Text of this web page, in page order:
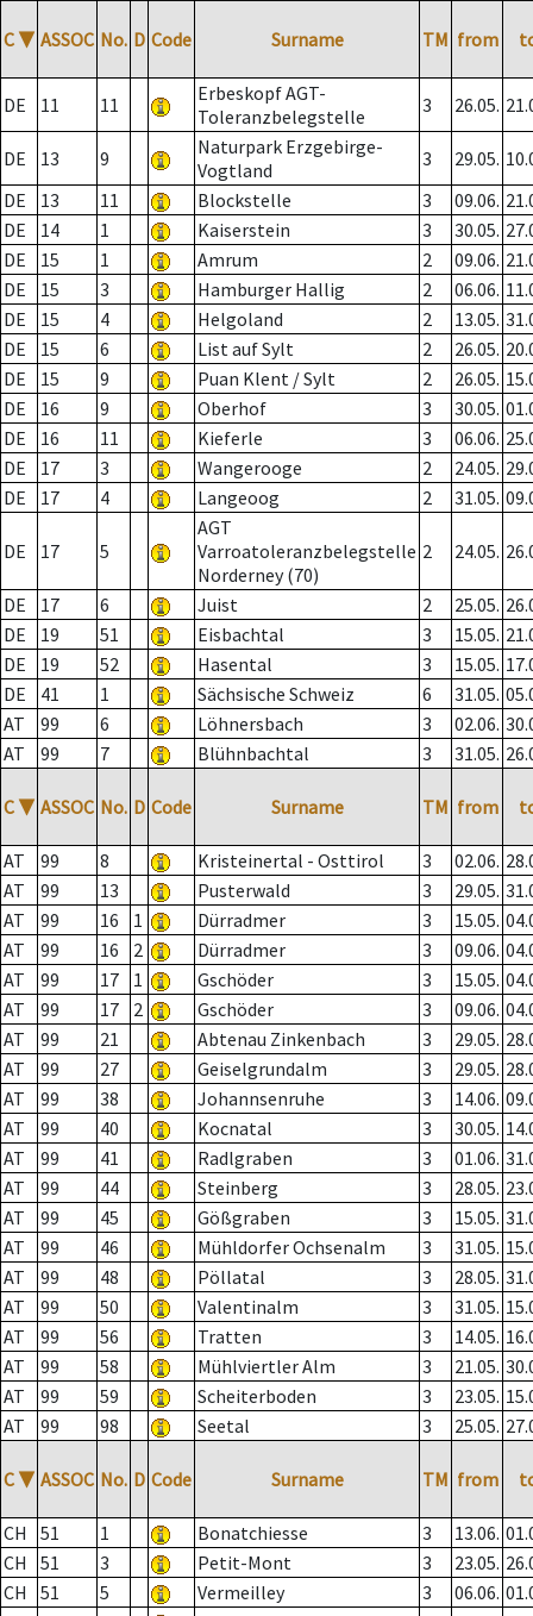
C ▼ ASSOC No. D Code Surname TM from
DE 11 11
Erbeskopf AGT-
Toleranzbelegstelle
3 26.05.
DE 13 9
Naturpark Erzgebirge-
Vogtland
3 29.05.
DE
13 11 Blockstelle 3 09.06.
DE
14 1 Kaiserstein 3 30.05.
DE
15 1 Amrum 2 09.06.
DE
15 3 Hamburger Hallig 2 06.06.
DE
15 4 Helgoland 2 13.05.
DE
15 6 List auf Sylt 2 26.05.
DE
15 9 Puan Klent / Sylt 2 26.05.
DE
16 9 Oberhof 3 30.05.
DE
16 11 Kieferle 3 06.06.
DE
17 3 Wangerooge 2 24.05.
DE
17 4 Langeoog 2 31.05.
DE 17 5
AGT
Varroatoleranzbelegstelle
Norderney (70)
2 24.05.
DE 17 6 Juist 2 25.05.
DE
19 51 Eisbachtal 3 15.05.
DE
19 52 Hasental 3 15.05.
DE
41 1 Sächsische Schweiz 6 31.05.
AT
99 6 Löhnersbach 3 02.06.
AT
99 7 Blühnbachtal 3 31.05.
C ▼ ASSOC No. D Code Surname TM from
AT 99 8 Kristeinertal - Osttirol 3 02.06.
AT
99 13 Pusterwald 3 29.05.
AT
99 16 1 Dürradmer 3 15.05.
AT
99 16 2 Dürradmer 3 09.06.
AT
99 17 1 Gschöder 3 15.05.
AT
99 17 2 Gschöder 3 09.06.
AT
99 21 Abtenau Zinkenbach 3 29.05.
AT
99 27 Geiselgrundalm 3 29.05.
AT
99 38 Johannsenruhe 3 14.06.
AT
99 40 Kocnatal 3 30.05.
AT
99 41 Radlgraben 3 01.06.
AT
99 44 Steinberg 3 28.05.
AT
99 45 Gößgraben 3 15.05.
AT
99 46 Mühldorfer Ochsenalm 3 31.05.
AT
99 48 Pöllatal 3 28.05.
AT
99 50 Valentinalm 3 31.05.
AT
99 56 Tratten 3 14.05.
AT
99 58 Mühlviertler Alm 3 21.05.
AT
99 59 Scheiterboden 3 23.05.
AT
99 98 Seetal 3 25.05.
C ▼ ASSOC No. D Code Surname TM from
CH 51 1 Bonatchiesse 3 13.06.
CH
51 3 Petit-Mont 3 23.05.
CH
51 5 Vermeilley 3 06.06.